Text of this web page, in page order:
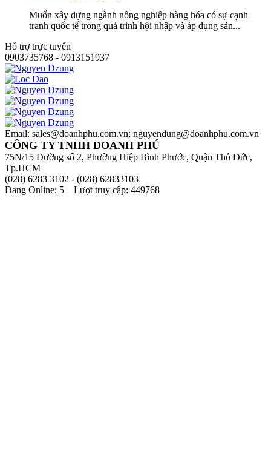
Muốn xây dựng ngành nông nghiệp hàng hóa có sự cạnh
tranh quốc tế trong quá trình hội nhập và áp dụng sản...
Hỗ trợ trực tuyến
0903735768 - 0913151937
Email: sales@doanhphu.com.vn; nguyendung@doanhphu.com.vn
CÔNG TY TNHH DOANH PHÚ
75N/15 Đường số 2, Phường Hiệp Bình Phước, Quận Thủ Đức,
Tp.HCM
(028) 6283 3102 - (028) 62833103
Đang Online: 5 Lượt truy cập: 449768